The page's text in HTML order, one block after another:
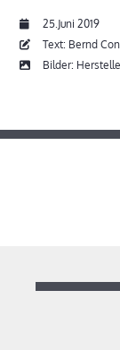
25.Juni 2019
Text: Bernd
Bilder: